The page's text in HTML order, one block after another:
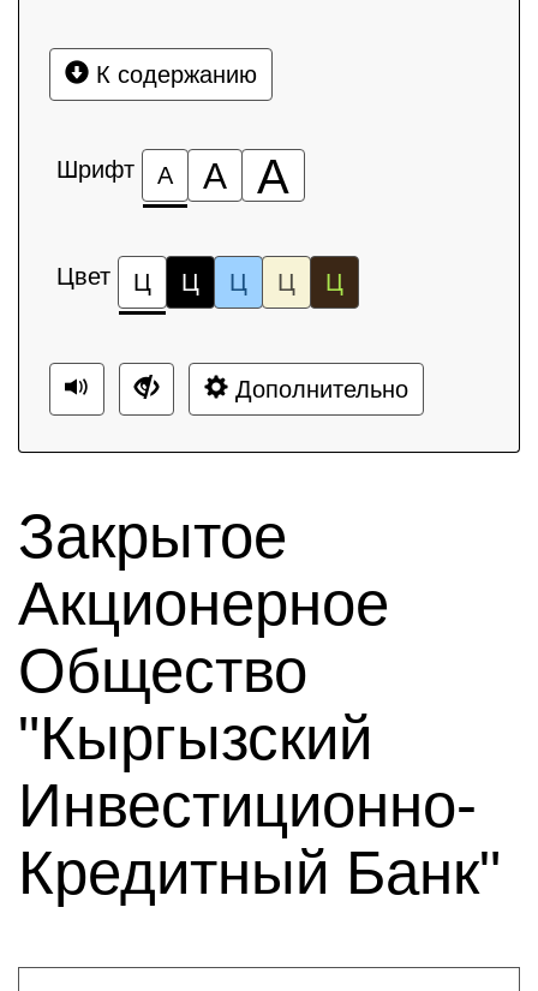
К содержанию
Шрифт А А А
Цвет Ц Ц Ц Ц Ц
Дополнительно
Закрытое
Акционерное
Общество
"Кыргызский
Инвестиционно-
Кредитный Банк"